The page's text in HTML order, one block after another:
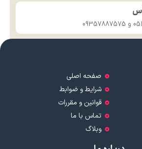
صفحه اصلی
شرایط و ضوابط
قوانین و مقررات
تماس با ما
وبلاگ